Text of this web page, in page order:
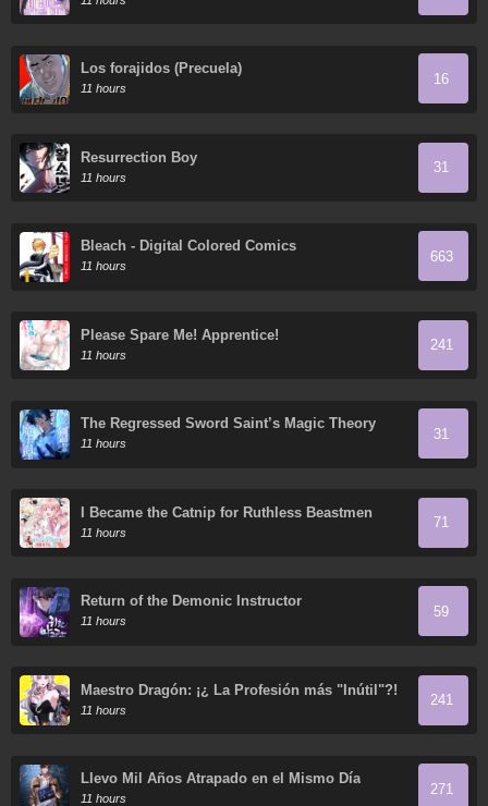
Los forajidos (Precuela)
11 hours
16
Resurrection Boy
11 hours
31
Bleach - Digital Colored Comics
11 hours
663
Please Spare Me! Apprentice!
11 hours
241
The Regressed Sword Saint’s Magic Theory
11 hours
31
I Became the Catnip for Ruthless Beastmen
11 hours
71
Return of the Demonic Instructor
11 hours
59
Maestro Dragón: ¡¿ La Profesión más "Inútil"?!
11 hours
241
Llevo Mil Años Atrapado en el Mismo Día
11 hours
271